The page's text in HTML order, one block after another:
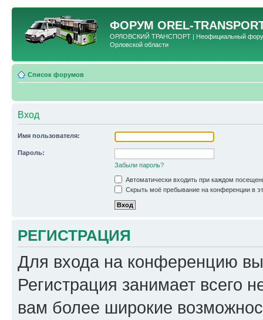
ФОРУМ OREL-
ОРЛОВСКИЙ ТРАНСПОРТ | Неофициальный форум
Орловской области
Список форумов
Вход
Имя пользователя:
Пароль:
Забыли пароль?
Автоматически входить при каждом
Скрыть моё пребывание на конференции в
РЕГИСТРАЦИЯ
Для входа на конференцию
Регистрация занимает всего
вам более широкие